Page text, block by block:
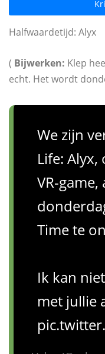
Halfwaardetijd: Alyx
( Bijwerken: Klep
echt. Het wordt
We zijn
Life: Alyx,
VR-
Time te
Ik kan
met jullie